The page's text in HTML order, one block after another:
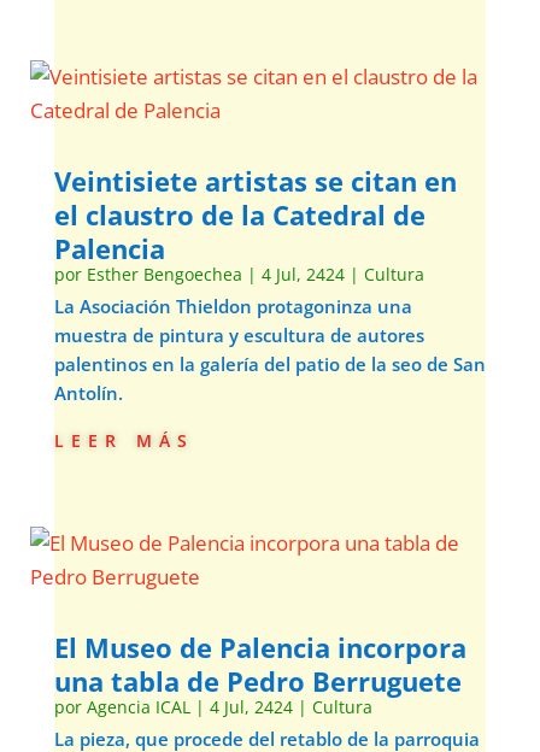
Veintisiete artistas se citan en
el claustro de la Catedral de
Palencia
por Esther Bengoechea | 4 Jul, 2424| Cultura
La Asociación Thieldon protagoninza una
muestra de pintura y escultura de autores
palentinos en la galería del patio de la seo de San
Antolín.
leer más
El Museo de Palencia incorpora
una tabla de Pedro Berruguete
por Agencia ICAL| 4 Jul, 2424| Cultura
La pieza, que procede del retablo de la parroquia